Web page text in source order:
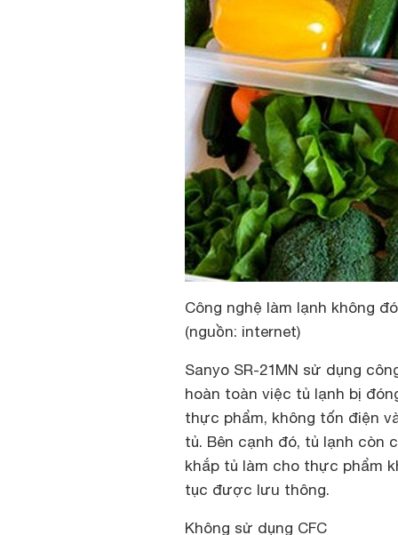
Công nghệ làm lạnh không
(nguồn: internet)
Sanyo SR-21MN sử dụng
hoàn toàn việc tủ lạnh bị
thực phẩm, không tốn điện
tủ. Bên cạnh đó, tủ lạnh còn
khắp tủ làm cho thực phẩm
tục được lưu thông.
Không sử dụng CFC